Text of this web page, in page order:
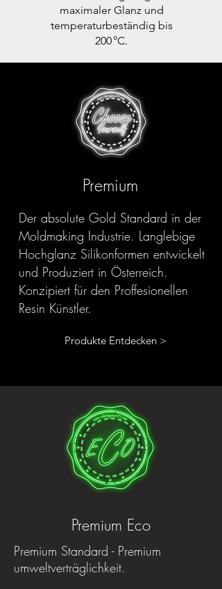
maximaler Glanz und
temperaturbeständig bis
200 °C.
Premium
Der absolute Gold Standard in der
Moldmaking Industrie. Langlebige
Hochglanz Silikonformen entwickelt
und Produziert in Österreich.
Konzipiert für den Proffesionellen
Resin Künstler.
Produkte Entdecken >
Premium Eco
Premium Standard - Premium
umweltverträglichkeit.